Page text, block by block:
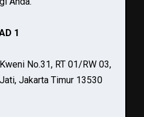
1
No.31, RT 01/RW 03,
Jakarta Timur 13530